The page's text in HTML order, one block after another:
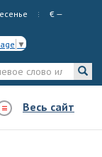
€ —
▼
Весь сайт